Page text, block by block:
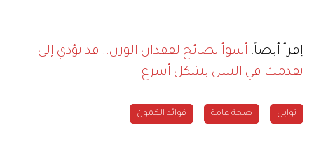
إقرأ أيضاً: أسوأ نصائح لفقدان الوزن.. قد تؤدي إلى
تقدمك في السن بشكل أسرع
توابل صحة عامة فوائد الكمون